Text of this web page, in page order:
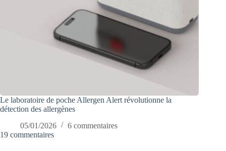
Le laboratoire de poche Allergen Alert révolutionne la
détection des allergènes
05/01/2026
6 commentaires
19 commentaires